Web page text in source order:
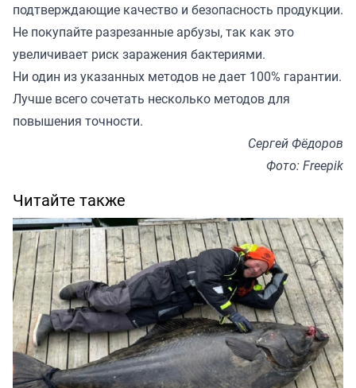
подтверждающие качество и безопасность продукции.
Не покупайте разрезанные арбузы, так как это
увеличивает риск заражения бактериями.
Ни один из указанных методов не дает 100% гарантии.
Лучше всего сочетать несколько методов для
повышения точности.
Сергей Фёдоров
Фото: Freepik
Читайте также